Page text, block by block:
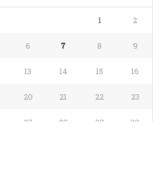
1 2
6 7 8 9
13 14 15 16
20 21 22 23
27 28 29 30